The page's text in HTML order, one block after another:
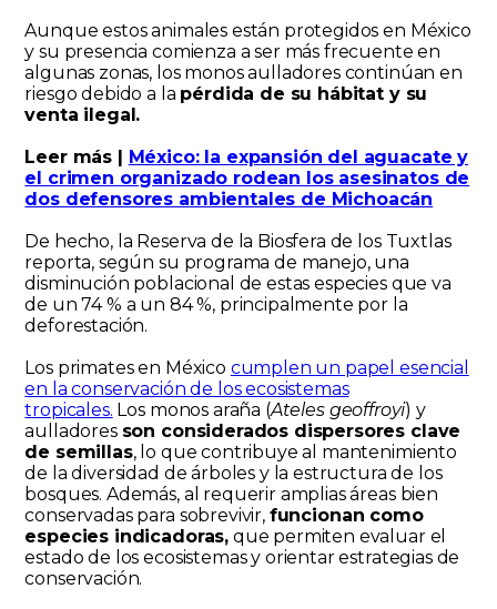
Aunque estos animales están protegidos en México
y su presencia comienza a ser más frecuente en
algunas zonas, los monos aulladores continúan en
riesgo debido a la pérdida de su hábitat y su
venta ilegal.
Leer más | México: la expansión del aguacate y
el crimen organizado rodean los asesinatos de
dos defensores ambientales de Michoacán
De hecho, la Reserva de la Biosfera de los Tuxtlas
reporta, según su programa de manejo, una
disminución poblacional de estas especies que va
de un 74 % a un 84 %, principalmente por la
deforestación.
Los primates en México cumplen un papel esencial
en la conservación de los ecosistemas
tropicales. Los monos araña (Ateles geoffroyi) y
aulladores son considerados dispersores clave
de semillas, lo que contribuye al mantenimiento
de la diversidad de árboles y la estructura de los
bosques. Además, al requerir amplias áreas bien
conservadas para sobrevivir, funcionan como
especies indicadoras, que permiten evaluar el
estado de los ecosistemas y orientar estrategias de
conservación.